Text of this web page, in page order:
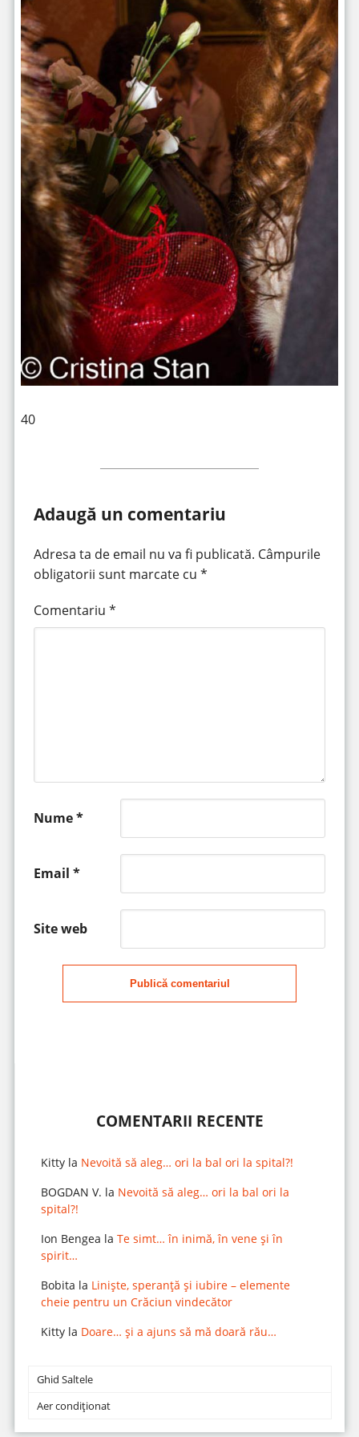
40
Adaugă un comentariu
Adresa ta de email nu va fi publicată. Câmpurile
obligatorii sunt marcate cu *
Comentariu *
Nume*
Email *
Site web
Publică comentariul
COMENTARII RECENTE
Kittyla Nevoită să aleg… ori la bal ori la spital?!
BOGDAN V. la Nevoită să aleg… ori la bal ori la
spital?!
Ion Bengea la Te simt… în inimă, în vene și în
spirit…
Bobita la Liniște, speranță și iubire – elemente
cheie pentru un Crăciun vindecător
Kittyla Doare… și a ajuns să mă doară rău…
Ghid Saltele
Aer condiționat